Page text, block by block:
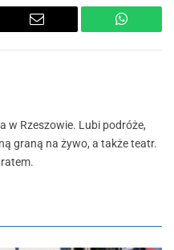
Email
w Rzeszowie. Lubi podróże,
graną na żywo, a także teatr.